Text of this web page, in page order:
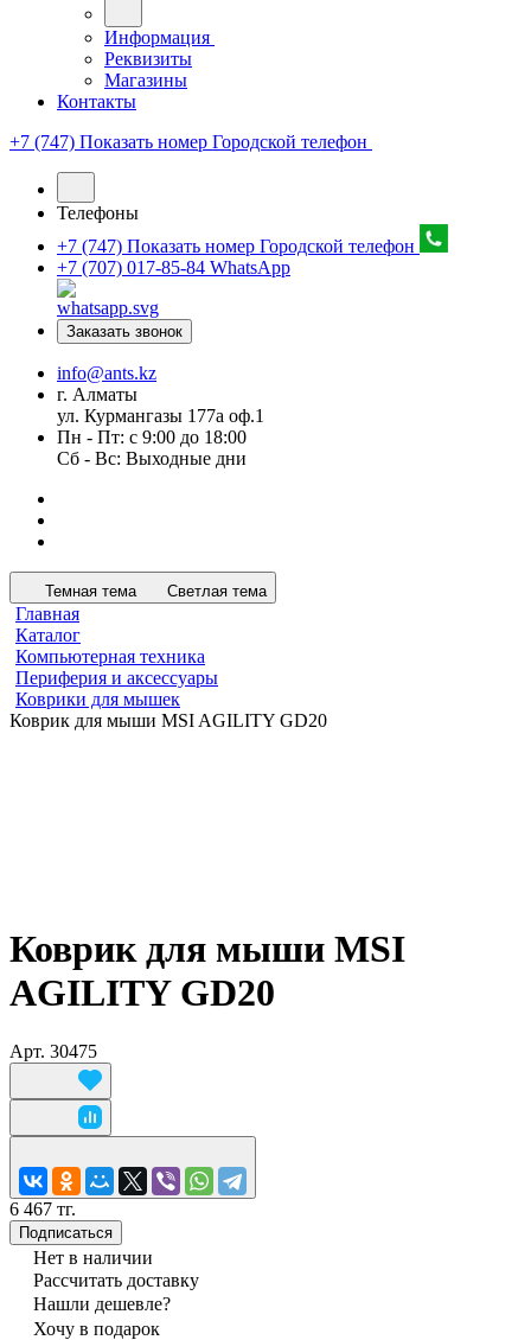
Информация
Реквизиты
Магазины
Контакты
+7 (747) Показать номер Городской телефон
Телефоны
+7 (747) Показать номер Городской телефон
+7 (707) 017-85-84 WhatsApp
Заказать звонок
info@ants.kz
г. Алматы
ул. Курмангазы 177а оф.1
Пн - Пт: с 9:00 до 18:00
Сб - Вс: Выходные дни
Темная тема Светлая тема
Главная
Каталог
Компьютерная техника
Периферия и аксессуары
Коврики для мышек
Коврик для мыши MSI AGILITY GD20
Коврик для мыши MSI
AGILITY GD20
Арт. 30475
6 467 тг.
Подписаться
Нет в наличии
Рассчитать доставку
Нашли дешевле?
Хочу в подарок